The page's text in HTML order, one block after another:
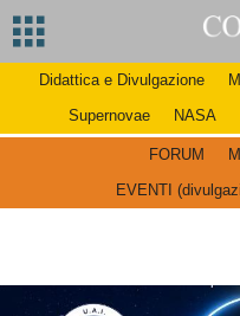
Didattica e Divulgazione
Supernovae
NASA
FORUM
EVENTI